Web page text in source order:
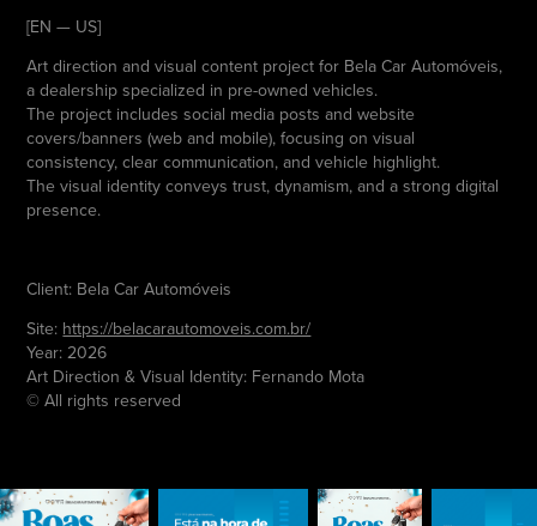
[EN — US]
Art direction and visual content project for Bela Car Automóveis,
a dealership specialized in pre-owned vehicles.
The project includes social media posts and website
covers/banners (web and mobile), focusing on visual
consistency, clear communication, and vehicle highlight.
The visual identity conveys trust, dynamism, and a strong digital
presence.
Client: Bela Car Automóveis
Site: https://belacarautomoveis.com.br/
Year: 2026
Art Direction & Visual Identity: Fernando Mota
© All rights reserved